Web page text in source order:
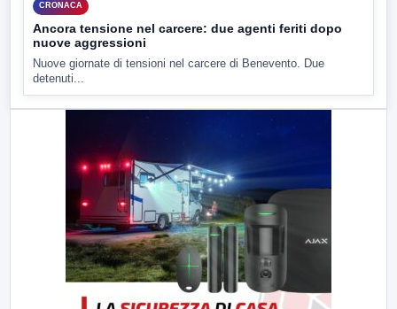
CRONACA
Ancora tensione nel carcere: due agenti feriti dopo
nuove aggressioni
Nuove giornate di tensioni nel carcere di Benevento. Due
detenuti...